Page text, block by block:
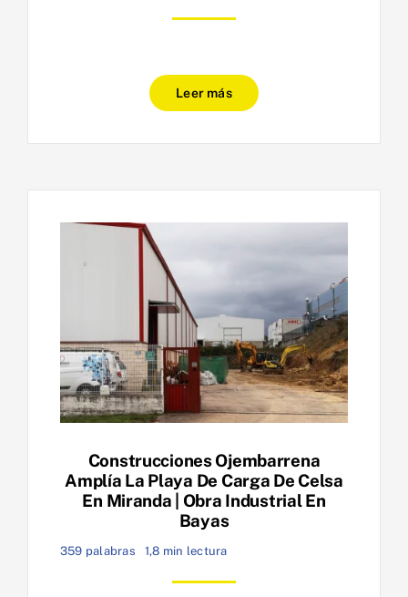
Leer más
Construcciones Ojembarrena
Amplía La Playa De Carga De Celsa
En Miranda | Obra Industrial En
Bayas
359 palabras 1,8 min lectura